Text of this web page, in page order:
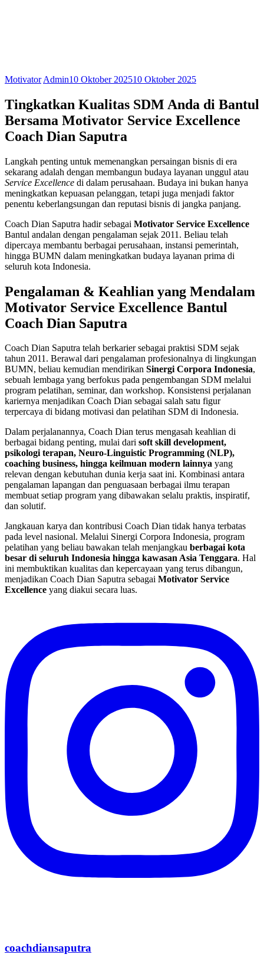
Motivator Admin10 Oktober 202510 Oktober 2025
Tingkatkan Kualitas SDM Anda di Bantul
Bersama Motivator Service Excellence
Coach Dian Saputra
Langkah penting untuk memenangkan persaingan bisnis di era
sekarang adalah dengan membangun budaya layanan unggul atau
Service Excellence di dalam perusahaan. Budaya ini bukan hanya
meningkatkan kepuasan pelanggan, tetapi juga menjadi faktor
penentu keberlangsungan dan reputasi bisnis di jangka panjang.
Coach Dian Saputra hadir sebagai Motivator Service Excellence
Bantul andalan dengan pengalaman sejak 2011. Beliau telah
dipercaya membantu berbagai perusahaan, instansi pemerintah,
hingga BUMN dalam meningkatkan budaya layanan prima di
seluruh kota Indonesia.
Pengalaman & Keahlian yang Mendalam
Motivator Service Excellence Bantul
Coach Dian Saputra
Coach Dian Saputra telah berkarier sebagai praktisi SDM sejak
tahun 2011. Berawal dari pengalaman profesionalnya di lingkungan
BUMN, beliau kemudian mendirikan Sinergi Corpora Indonesia,
sebuah lembaga yang berfokus pada pengembangan SDM melalui
program pelatihan, seminar, dan workshop. Konsistensi perjalanan
kariernya menjadikan Coach Dian sebagai salah satu figur
terpercaya di bidang motivasi dan pelatihan SDM di Indonesia.
Dalam perjalanannya, Coach Dian terus mengasah keahlian di
berbagai bidang penting, mulai dari soft skill development,
psikologi terapan, Neuro-Linguistic Programming (NLP),
coaching business, hingga keilmuan modern lainnya yang
relevan dengan kebutuhan dunia kerja saat ini. Kombinasi antara
pengalaman lapangan dan penguasaan berbagai ilmu terapan
membuat setiap program yang dibawakan selalu praktis, inspiratif,
dan solutif.
Jangkauan karya dan kontribusi Coach Dian tidak hanya terbatas
pada level nasional. Melalui Sinergi Corpora Indonesia, program
pelatihan yang beliau bawakan telah menjangkau berbagai kota
besar di seluruh Indonesia hingga kawasan Asia Tenggara. Hal
ini membuktikan kualitas dan kepercayaan yang terus dibangun,
menjadikan Coach Dian Saputra sebagai Motivator Service
Excellence yang diakui secara luas.
coachdiansaputra